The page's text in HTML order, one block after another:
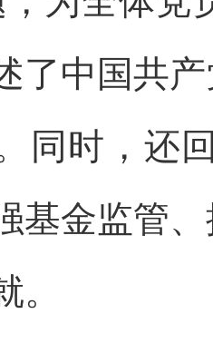
了中国共
同时，还
基金监管
。